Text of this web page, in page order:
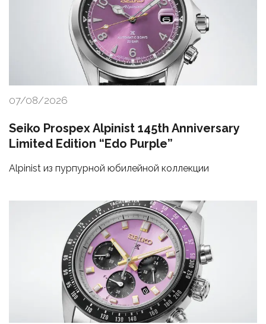
07/08/2026
Seiko Prospex Alpinist 145th Anniversary
Limited Edition “Edo Purple”
Alpinist из пурпурной юбилейной коллекции